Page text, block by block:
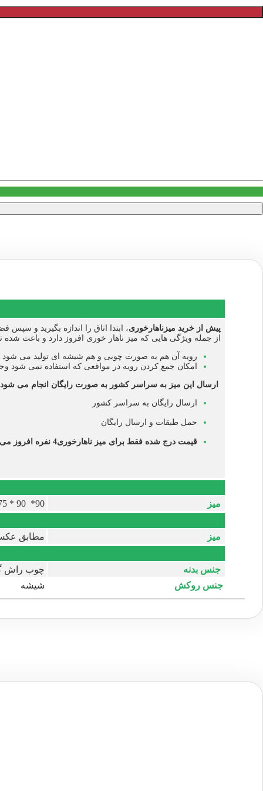
پیش از خرید میزناهارخوری، ابتدا اتاق را اندازه بگیرید و
از جمله ویژگی هایی که میز ناهار خوری افروز دارد و باعث
رویه آن هم به صورت چوبی و هم شیشه ای تولید می شود
امکان جمع کردن رویه در مواقعی که استفاده نمی شود
ارسال این میز به سراسر کشور به صورت رایگان انجام می شود
ارسال رایگان به سراسر کشور
حمل طبقات و ارسال رایگان
قیمت درج شده فقط برای میز ناهارخوری4 نفره افروز می باشد.
میز
90* 90 * 75 سانتی متر
میز
مطابق
جنس بدنه
چوب راش
جنس روکش
شیشه